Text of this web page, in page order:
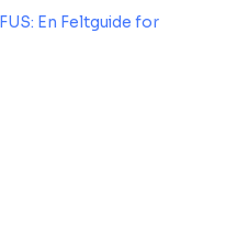
En Feltguide for